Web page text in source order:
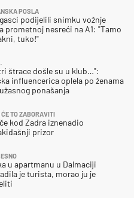
POSLA
podijelili snimku vožnje
prometnoj nesreći na A1: "Tamo
tuko!"
štrace došle su u klub…":
influencerica oplela po ženama
ponašanja
TO ZABORAVITI
kod Zadra iznenadio
prizor
u apartmanu u Dalmaciji
je turista, morao ju je